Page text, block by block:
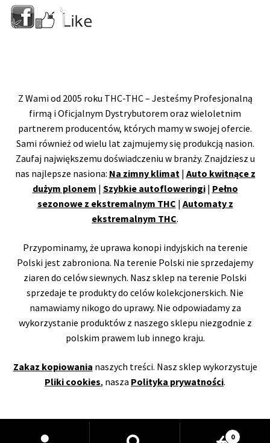
Z Wami od 2005 roku THC-THC – Jesteśmy Profesjonalną
firmą i Oficjalnym Dystrybutorem oraz wieloletnim
partnerem producentów, których mamy w swojej ofercie.
Sami również od wielu lat zajmujemy się produkcją nasion.
Zaufaj największemu doświadczeniu w branży. Znajdziesz u
nas najlepsze nasiona: Na zimny klimat| Auto kwitnące z
dużym plonem | Szybkie autofloweringi| Pełno
sezonowe z ekstremalnym THC | Automaty z
ekstremalnym THC.
Przypominamy, że uprawa konopi indyjskich na terenie
Polski jest zabroniona. Na terenie Polski nie sprzedajemy
ziaren do celów siewnych. Nasz sklep na terenie Polski
sprzedaje te produkty do celów kolekcjonerskich. Nie
namawiamy nikogo do uprawy. Nie odpowiadamy za
wykorzystanie produktów z naszego sklepu niezgodnie z
polskim prawem lub innego kraju.
Zakaz kopiowania naszych treści. Nasz sklep wykorzystuje
Pliki cookies, nasza Polityka prywatności.
Wyszukiwarka 0